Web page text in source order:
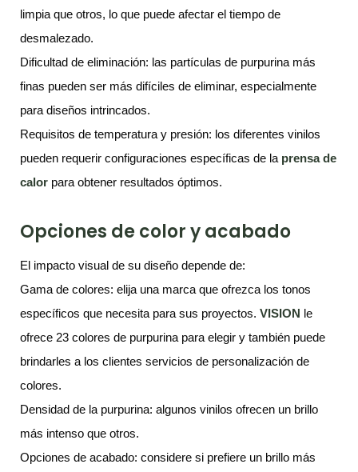
limpia que otros, lo que puede afectar el tiempo de
desmalezado.
Dificultad de eliminación: las partículas de purpurina más
finas pueden ser más difíciles de eliminar, especialmente
para diseños intrincados.
Requisitos de temperatura y presión: los diferentes vinilos
pueden requerir configuraciones específicas de la prensa de
calor para obtener resultados óptimos.
Opciones de color y acabado
El impacto visual de su diseño depende de:
Gama de colores: elija una marca que ofrezca los tonos
específicos que necesita para sus proyectos. VISION le
ofrece 23 colores de purpurina para elegir y también puede
brindarles a los clientes servicios de personalización de
colores.
Densidad de la purpurina: algunos vinilos ofrecen un brillo
más intenso que otros.
Opciones de acabado: considere si prefiere un brillo más